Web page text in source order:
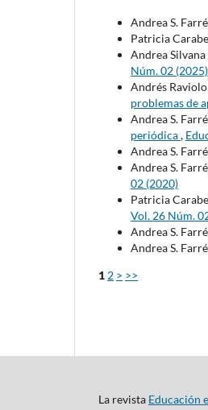
Andrea S.
Patricia
Andrea
Núm. 02 (2025)
Andrés
problemas de
Andrea S.
periódica,
Andrea S.
Andrea S.
02 (2020)
Patricia
Vol. 26 Núm.
Andrea S.
Andrea S.
12 > >>
La revista Educación